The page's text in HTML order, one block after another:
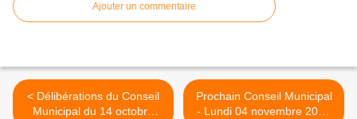
Ajouter un commentaire
< Délibérations du Conseil
Municipal du 14 octobre
Prochain Conseil Municipal
- Lundi 04 novembre 2024